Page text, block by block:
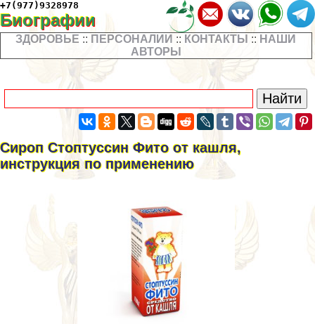
+7(977)9328978
Биографии
ЗДОРОВЬЕ :: ПЕРСОНАЛИИ :: КОНТАКТЫ :: НАШИ
АВТОРЫ
Сироп Стоптуссин Фито от кашля,
инструкция по применению